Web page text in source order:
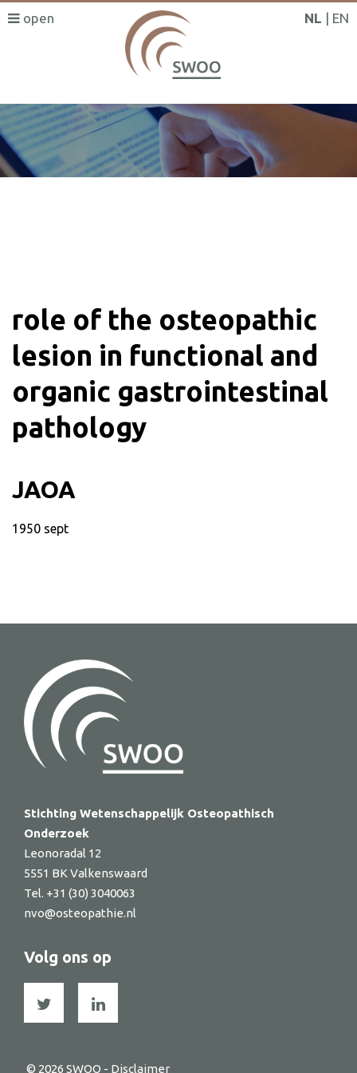
NL EN
role of the osteopathic
lesion in functional and
organic gastrointestinal
pathology
JAOA
1950 sept
Stichting Wetenschappelijk Osteopathisch
Onderzoek
Leonoradal 12
5551 BK Valkenswaard
Tel. +31 (30) 3040063
nvo@osteopathie.nl
Volg ons op
© 2026 SWOO - Disclaimer